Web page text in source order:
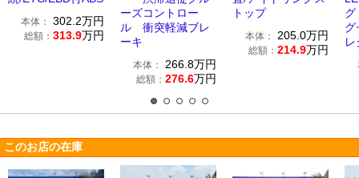
本体： 302.2万円
総額： 313.9万円
ーズコントロー
ル 衝突軽減ブレ
ーキ
本体： 266.8万円
総額： 276.6万円
トップ
本体： 205.0万円
総額： 214.9万円
このお店の在庫